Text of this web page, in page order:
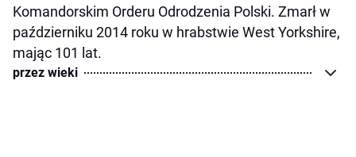
Komandorskim Orderu Odrodzenia Polski. Zmarł w
październiku 2014 roku w hrabstwie West Yorkshire,
mając 101 lat.
przez wieki